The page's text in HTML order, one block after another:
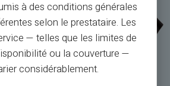
à des conditions générales
selon le prestataire. Les
— telles que les limites de
ou la couverture —
considérablement.